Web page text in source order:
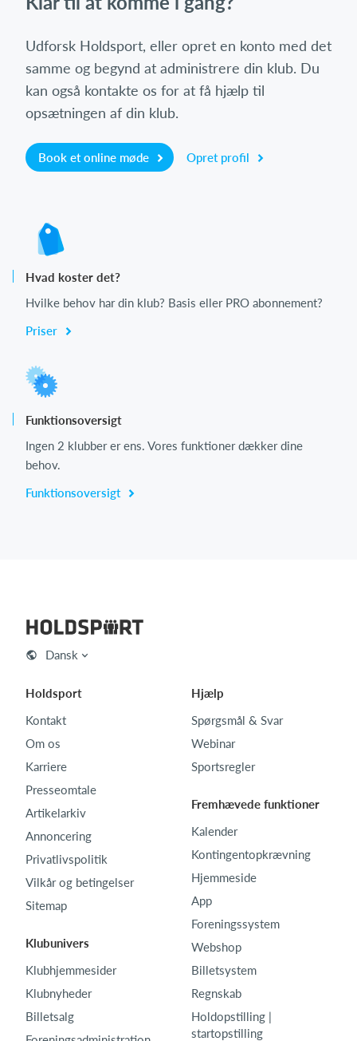
Udforsk Holdsport, eller opret en konto med det
samme og begynd at administrere din klub. Du
kan også kontakte os for at få hjælp til
opsætningen af din klub.
Book et online møde Opret profil
Hvad koster det?
Hvilke behov har din klub? Basis eller PRO abonnement?
Priser
Funktionsoversigt
Ingen 2 klubber er ens. Vores funktioner dækker dine
behov.
Funktionsoversigt
Dansk
Holdsport
Kontakt
Om os
Karriere
Presseomtale
Artikelarkiv
Annoncering
Privatlivspolitik
Vilkår og betingelser
Sitemap
Klubunivers
Klubhjemmesider
Klubnyheder
Billetsalg
Hjælp
Spørgsmål & Svar
Webinar
Sportsregler
Fremhævede funktioner
Kalender
Kontingentopkrævning
Hjemmeside
App
Foreningssystem
Webshop
Billetsystem
Regnskab
Holdopstilling |
startopstilling